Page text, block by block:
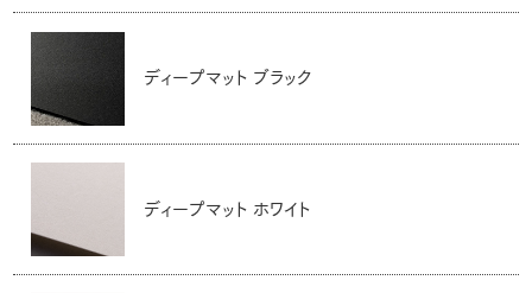
ディープマット ブラック
ディープマット ホワイト